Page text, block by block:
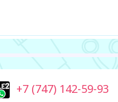
+7 (747) 142-59-93